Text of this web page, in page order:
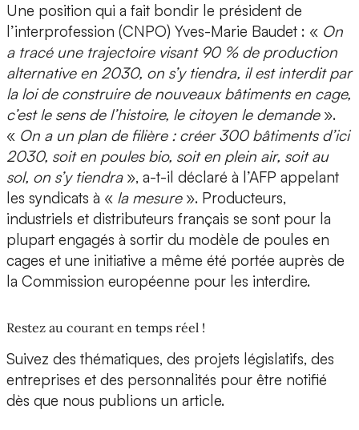
Une position qui a fait bondir le président de
l’interprofession (CNPO) Yves-Marie Baudet : « On
a tracé une trajectoire visant 90 % de production
alternative en 2030, on s’y tiendra, il est interdit par
la loi de construire de nouveaux bâtiments en cage,
c’est le sens de l’histoire, le citoyen le demande».
« On a un plan de filière : créer 300 bâtiments d’ici
2030, soit en poules bio, soit en plein air, soit au
sol, on s’y tiendra», a-t-il déclaré à l’AFP appelant
les syndicats à « la mesure». Producteurs,
industriels et distributeurs français se sont pour la
plupart engagés à sortir du modèle de poules en
cages et une initiative a même été portée auprès de
la Commission européenne pour les interdire.
Restez au courant en temps réel !
Suivez des thématiques, des projets législatifs, des
entreprises et des personnalités pour être notifié
dès que nous publions un article.